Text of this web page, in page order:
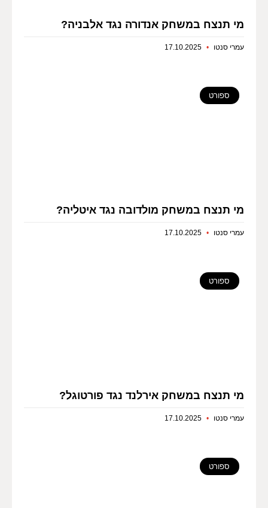
מי תנצח במשחק אנדורה נגד אלבניה?
עמרי סנטו
ספורט
מי תנצח במשחק מולדובה נגד איטליה?
עמרי סנטו
ספורט
מי תנצח במשחק אירלנד נגד פורטוגל?
עמרי סנטו
ספורט